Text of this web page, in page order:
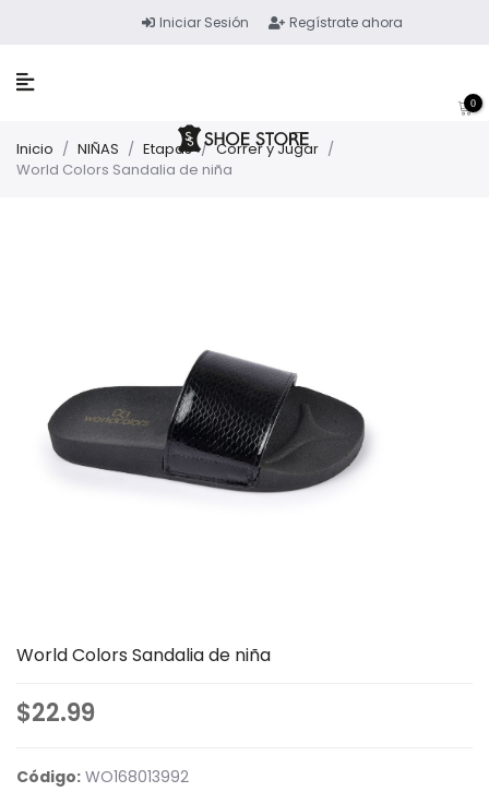
Iniciar Sesión Regístrate ahora
0
Inicio / NIÑAS / Etapas / Correr y Jugar /
World Colors Sandalia de niña
World Colors Sandalia de niña
$22.99
Código: WO168013992